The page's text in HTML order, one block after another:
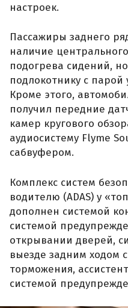
настроек.
Пассажиры заднего
наличие
подогрева сидений,
подлокотнику с парой
Кроме этого,
получил передние
камер кругового
аудиосистему Flyme
сабвуфером.
Комплекс систем
водителю (ADAS) у
дополнен системой
системой
открывании дверей,
выезде задним ходом
торможения,
системой